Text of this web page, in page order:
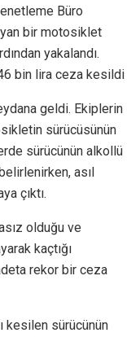
Büro
bir motosiklet
yakalandı.
bin lira ceza kesildi
geldi. Ekiplerin
sürücüsünün
sürücünün alkollü
asıl
çıktı.
olduğu ve
kaçtığı
rekor bir ceza
kesilen sürücünün